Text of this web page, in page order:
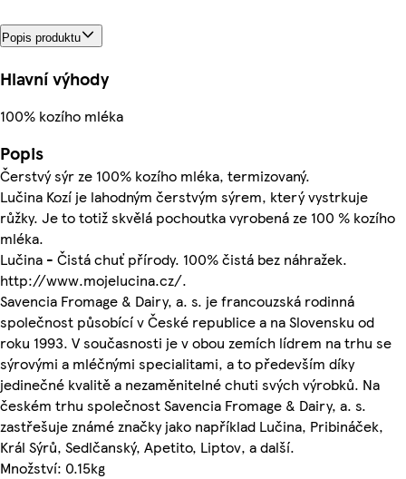
Popis produktu
Hlavní výhody
100% kozího mléka
Popis
Čerstvý sýr ze 100% kozího mléka, termizovaný.
Lučina Kozí je lahodným čerstvým sýrem, který vystrkuje
růžky. Je to totiž skvělá pochoutka vyrobená ze 100 % kozího
mléka.
Lučina - Čistá chuť přírody. 100% čistá bez náhražek.
http://www.mojelucina.cz/.
Savencia Fromage & Dairy, a. s. je francouzská rodinná
společnost působící v České republice a na Slovensku od
roku 1993. V současnosti je v obou zemích lídrem na trhu se
sýrovými a mléčnými specialitami, a to především díky
jedinečné kvalitě a nezaměnitelné chuti svých výrobků. Na
českém trhu společnost Savencia Fromage & Dairy, a. s.
zastřešuje známé značky jako například Lučina, Pribináček,
Král Sýrů, Sedlčanský, Apetito, Liptov, a další.
Množství: 0.15kg